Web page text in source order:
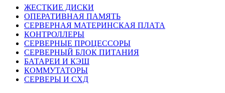
ЖЕСТКИЕ ДИСКИ
ОПЕРАТИВНАЯ ПАМЯТЬ
СЕРВЕРНАЯ МАТЕРИНСКАЯ ПЛАТА
КОНТРОЛЛЕРЫ
СЕРВЕРНЫЕ ПРОЦЕССОРЫ
СЕРВЕРНЫЙ БЛОК ПИТАНИЯ
БАТАРЕИ И КЭШ
КОММУТАТОРЫ
СЕРВЕРЫ И СХД